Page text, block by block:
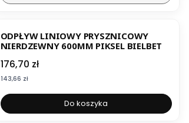
ODPŁYW LINIOWY PRYSZNICOWY
NIERDZEWNY 600MM PIKSEL BIELBET
Cena
176,70 zł
Cena
143,66 zł
Do koszyka